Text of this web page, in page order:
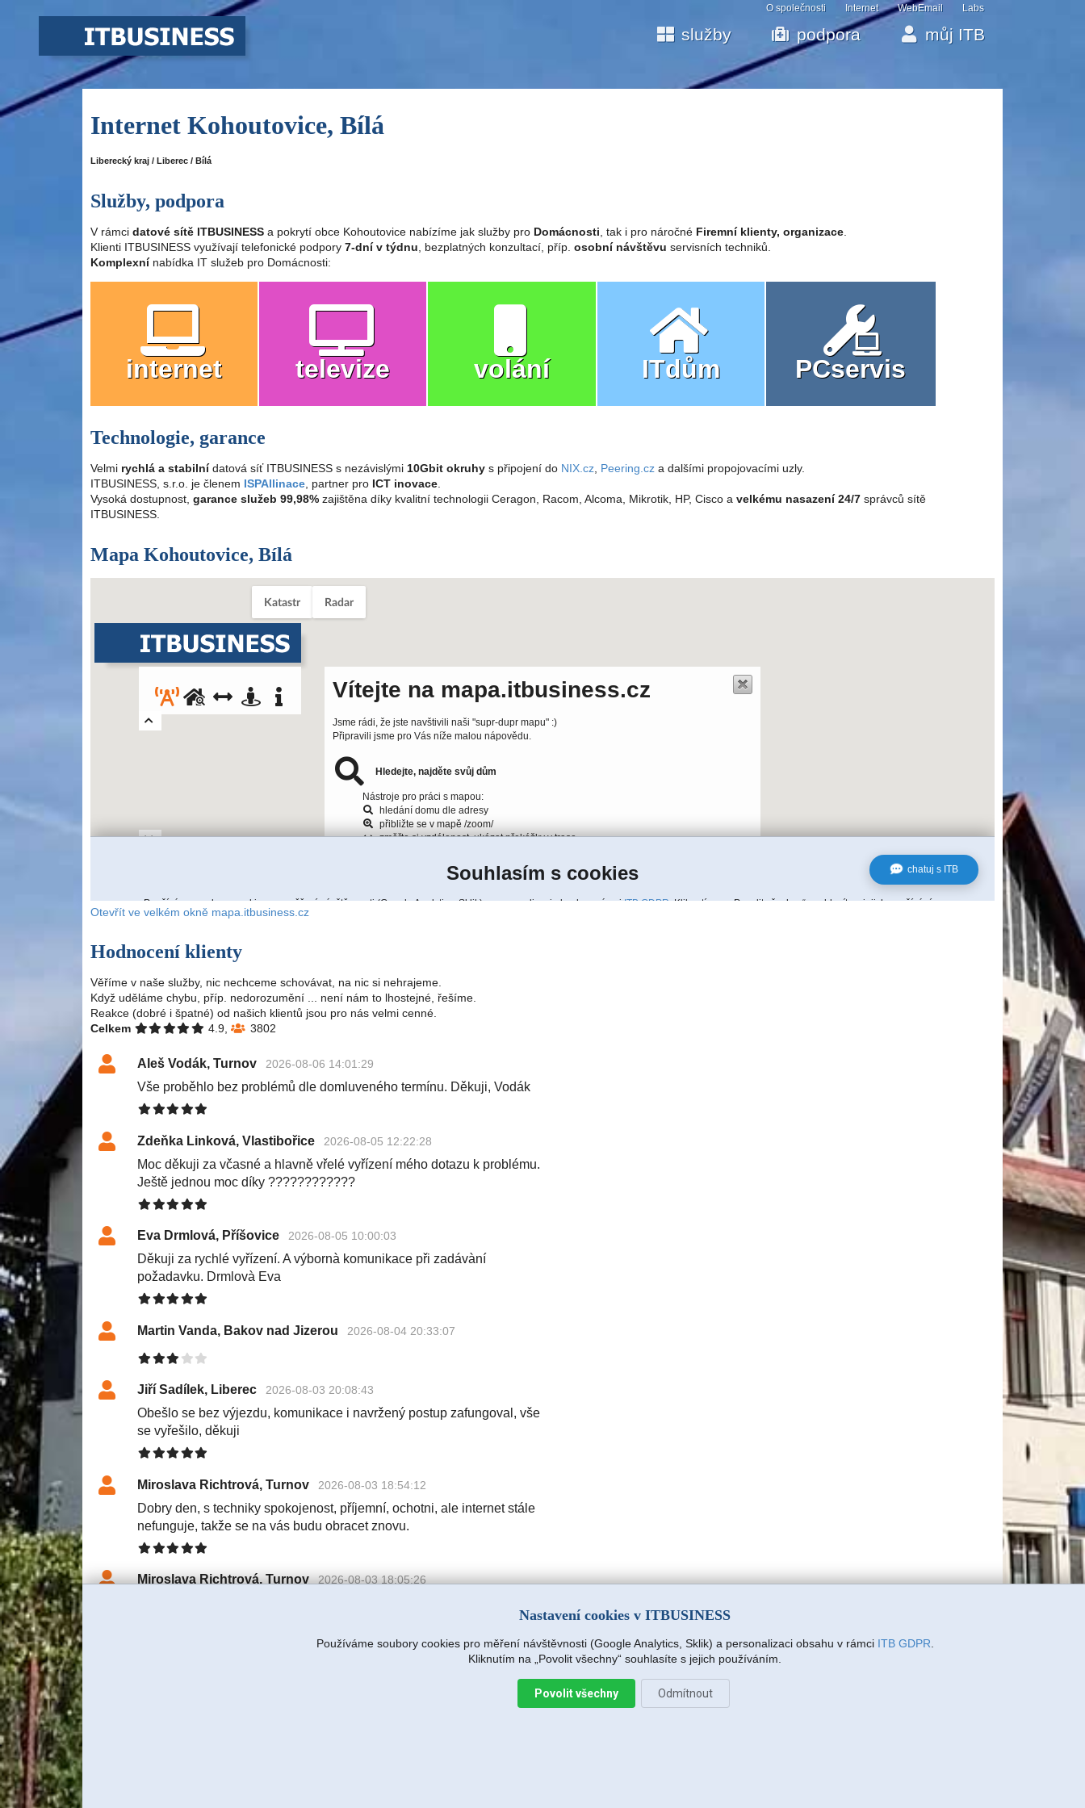
služby podpora můj ITB
O společnosti Internet WebEmail Labs
Internet Kohoutovice, Bílá
Liberecký kraj / Liberec / Bílá
Služby, podpora
V rámci datové sítě ITBUSINESS a pokrytí obce Kohoutovice nabízíme jak služby pro Domácnosti , tak i pro náročné Firemní klienty, organizace
Klienti ITBUSINESS využívají telefonické podpory 7-dní v týdnu , bezplatných konzultací, příp. osobní návštěvu servisních techniků.
Komplexnínabídka IT služeb pro Domácnosti:
internet televize volání ITdům PCservis
Technologie, garance
Velmi rychlá a stabilnídatová síť ITBUSINESS s nezávislými 10Gbit okruhy s připojení do NIX.cz Peering.cz a dalšími propojovacími uzly.
ITBUSINESS, s.r.o. je členem ISPAllinace , partner pro ICT inovace
Vysoká dostupnost, garance služeb 99,98% zajištěna díky kvalitní technologii Ceragon, Racom, Alcoma, Mikrotik, HP, Cisco a velkému nasazení 24/7 správců sítě
ITBUSINESS.
Mapa Kohoutovice, Bílá
Otevřít ve velkém okně mapa.itbusiness.cz
Hodnocení klienty
Věříme v naše služby, nic nechceme schovávat, na nic si nehrajeme.
Když uděláme chybu, příp. nedorozumění ... není nám to lhostejné, řešíme.
Reakce (dobré i špatné) od našich klientů jsou pro nás velmi cenné.
Celkem
4.9, 3802
Aleš Vodák, Turnov 2026-08-06 14:01:29
Vše proběhlo bez problémů dle domluveného termínu. Děkuji, Vodák
Zdeňka Linková, Vlastibořice 2026-08-05 12:22:28
Moc děkuji za včasné a hlavně vřelé vyřízení mého dotazu k problému.
Ještě jednou moc díky ????????????
Eva Drmlová, Příšovice 2026-08-05 10:00:03
Děkuji za rychlé vyřízení. A výbornà komunikace při zadávàní
požadavku. Drmlovà Eva
Martin Vanda, Bakov nad Jizerou 2026-08-04 20:33:07
Jiří Sadílek, Liberec 2026-08-03 20:08:43
Obešlo se bez výjezdu, komunikace i navržený postup zafungoval, vše
se vyřešilo, děkuji
Miroslava Richtrová, Turnov 2026-08-03 18:54:12
Dobry den, s techniky spokojenost, příjemní, ochotni, ale internet stále
nefunguje, takže se na vás budu obracet znovu.
Miroslava Richtrová, Turnov 2026-08-03 18:05:26
S klientkou jsme domluvili servis hned na další pracovní den (dnes),
Nastavení cookies v ITBUSINESS
Používáme soubory cookies pro měření návštěvnosti (Google Analytics, Sklik) a personalizaci obsahu v rámci ITB GDPR
Kliknutím na „Povolit všechny“ souhlasíte s jejich používáním.
Povolit všechny Odmítnout